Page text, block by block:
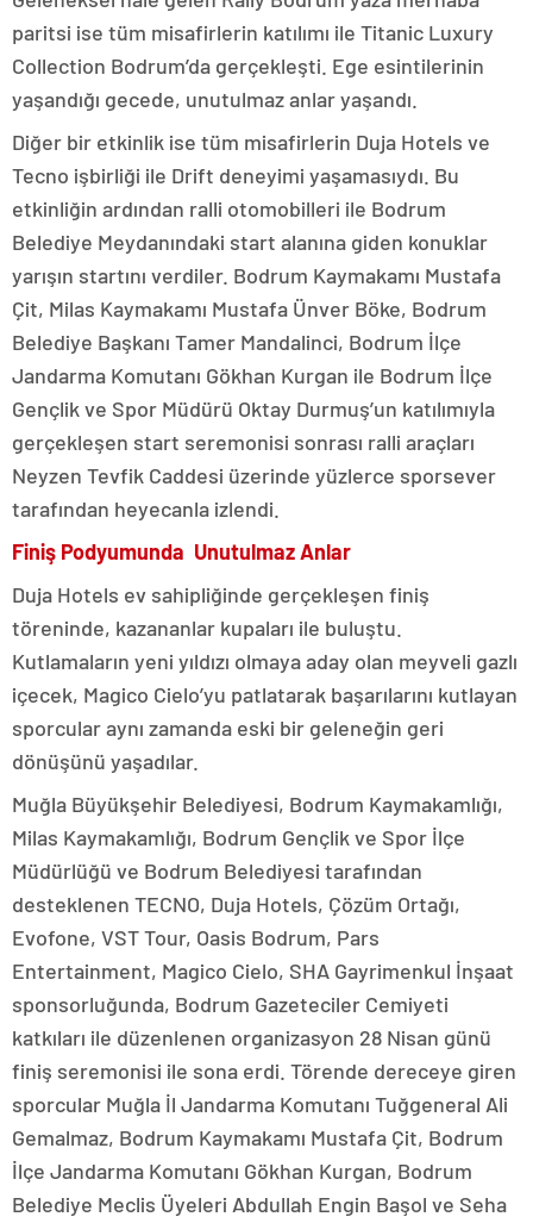
paritsi ise tüm misafirlerin katılımı ile Titanic Luxury
Collection Bodrum’da gerçekleşti. Ege esintilerinin
yaşandığı gecede, unutulmaz anlar yaşandı.
Diğer bir etkinlik ise tüm misafirlerin Duja Hotels ve
Tecno işbirliği ile Drift deneyimi yaşamasıydı. Bu
etkinliğin ardından ralli otomobilleri ile Bodrum
Belediye Meydanındaki start alanına giden konuklar
yarışın startını verdiler. Bodrum Kaymakamı Mustafa
Çit, Milas Kaymakamı Mustafa Ünver Böke, Bodrum
Belediye Başkanı Tamer Mandalinci, Bodrum İlçe
Jandarma Komutanı Gökhan Kurgan ile Bodrum İlçe
Gençlik ve Spor Müdürü Oktay Durmuş’un katılımıyla
gerçekleşen start seremonisi sonrası ralli araçları
Neyzen Tevfik Caddesi üzerinde yüzlerce sporsever
tarafından heyecanla izlendi.
Finiş Podyumunda Unutulmaz Anlar
Duja Hotels ev sahipliğinde gerçekleşen finiş
töreninde, kazananlar kupaları ile buluştu.
Kutlamaların yeni yıldızı olmaya aday olan meyveli gazlı
içecek, Magico Cielo’yu patlatarak başarılarını kutlayan
sporcular aynı zamanda eski bir geleneğin geri
dönüşünü yaşadılar.
Muğla Büyükşehir Belediyesi, Bodrum Kaymakamlığı,
Milas Kaymakamlığı, Bodrum Gençlik ve Spor İlçe
Müdürlüğü ve Bodrum Belediyesi tarafından
desteklenen TECNO, Duja Hotels, Çözüm Ortağı,
Evofone, VST Tour, Oasis Bodrum, Pars
Entertainment, Magico Cielo, SHA Gayrimenkul İnşaat
sponsorluğunda, Bodrum Gazeteciler Cemiyeti
katkıları ile düzenlenen organizasyon 28 Nisan günü
finiş seremonisi ile sona erdi. Törende dereceye giren
sporcular Muğla İl Jandarma Komutanı Tuğgeneral Ali
Gemalmaz, Bodrum Kaymakamı Mustafa Çit, Bodrum
İlçe Jandarma Komutanı Gökhan Kurgan, Bodrum
Belediye Meclis Üyeleri Abdullah Engin Başol ve Seha